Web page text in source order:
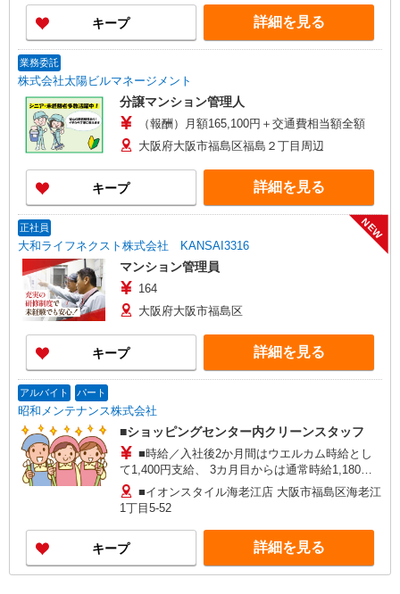
キープ 詳細を見る
業務委託
株式会社太陽ビルマネージメント
分譲マンション管理人
（報酬）月額165,100円＋交通費相当額全額
大阪府大阪市福島区福島２丁目周辺
キープ 詳細を見る
正社員
大和ライフネクスト株式会社 KANSAI3316
NEW
マンション管理員
164
大阪府大阪市福島区
キープ 詳細を見る
アルバイト パート
昭和メンテナンス株式会社
■ショッピングセンター内クリーンスタッフ
■時給／入社後2か月間はウエルカム時給とし
て1,400円支給、 3カ月目からは通常時給1,180円
となります。
■イオンスタイル海老江店 大阪市福島区海老江
1丁目5-52
キープ 詳細を見る